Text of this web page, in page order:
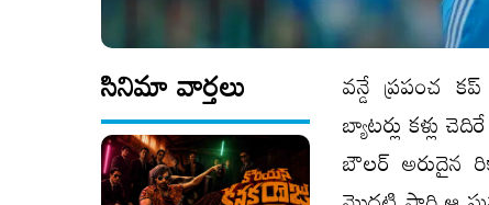
సినిమా వార్తలు
వన్డే ప్రపంచ
బ్యాటర్లు కళ్లు
బౌలర్ అరుదైన